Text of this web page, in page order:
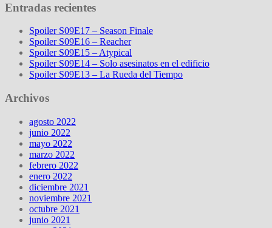
Entradas recientes
Spoiler S09E17 – Season Finale
Spoiler S09E16 – Reacher
Spoiler S09E15 – Atypical
Spoiler S09E14 – Solo asesinatos en el edificio
Spoiler S09E13 – La Rueda del Tiempo
Archivos
agosto 2022
junio 2022
mayo 2022
marzo 2022
febrero 2022
enero 2022
diciembre 2021
noviembre 2021
octubre 2021
junio 2021